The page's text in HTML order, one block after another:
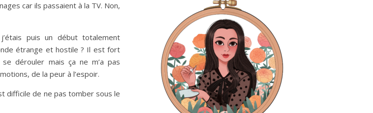
car ils passaient à la TV. Non,
puis un début totalement
étrange et hostile ? Il est fort
dérouler mais ça ne m’a pas
de la peur à l’espoir.
difficile de ne pas tomber sous le